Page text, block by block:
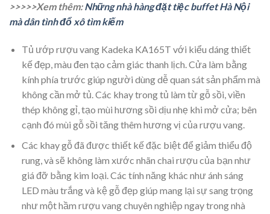
>>>>>Xem thêm:Những nhà hàng đặt tiệc buffet Hà Nội
mà dân tình đổ xô tìm kiếm
Tủ ướp rượu vang Kadeka KA165T với kiểu dáng thiết
kế đẹp, màu đen tạo cảm giác thanh lịch. Cửa làm bằng
kính phía trước giúp người dùng dễ quan sát sản phẩm mà
không cần mở tủ. Các khay trong tủ làm từ gỗ sồi, viền
thép không gỉ, tạo mùi hương sồi dịu nhẹ khi mở cửa; bên
cạnh đó mùi gỗ sồi tăng thêm hương vị của rượu vang.
Các khay gỗ đã được thiết kế đặc biệt để giảm thiểu độ
rung, và sẽ không làm xước nhãn chai rượu của bạn như
giá đỡ bằng kim loại. Các tính năng khác như ánh sáng
LED màu trắng và kệ gỗ đẹp giúp mang lại sự sang trọng
như một hầm rượu vang chuyên nghiệp ngay trong nhà